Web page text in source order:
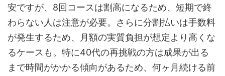
安ですが、8回コースは割高になるため、短期で終
わらない人は注意が必要。さらに分割払いは手数料
が発生するため、月額の実質負担が想定より高くな
るケースも。特に40代の再挑戦の方は成果が出る
まで時間がかかる傾向があるため、何ヶ月続ける前